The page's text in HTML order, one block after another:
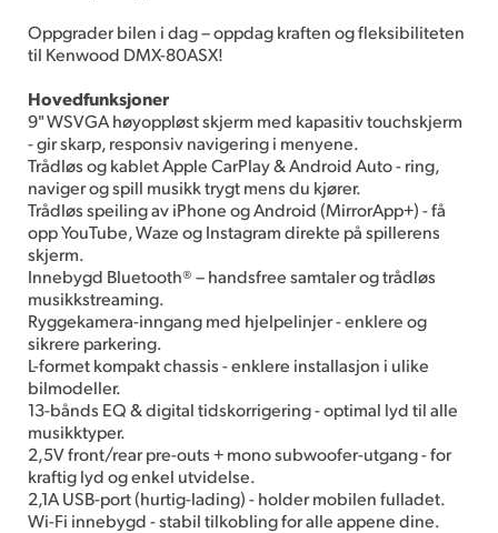
Oppgrader bilen i dag – oppdag kraften og fleksibiliteten
til Kenwood DMX-80ASX!
Hoved­funksjoner
9" WSVGA høyoppløst skjerm med kapasitiv touchskjerm
- gir skarp, responsiv navigering i menyene.
Trådløs og kablet Apple CarPlay & Android Auto - ring,
naviger og spill musikk trygt mens du kjører.
Trådløs speiling av iPhone og Android (MirrorApp+) - få
opp YouTube, Waze og Instagram direkte på spillerens
skjerm.
Innebygd Bluetooth® – handsfree samtaler og trådløs
musikkstreaming.
Ryggekamera-inngang med hjelpelinjer - enklere og
sikrere parkering.
L-formet kompakt chassis - enklere installasjon i ulike
bilmodeller.
13-bånds EQ & digital tidskorrigering - optimal lyd til alle
musikktyper.
2,5V front/rear pre-outs + mono subwoofer-utgang - for
kraftig lyd og enkel utvidelse.
2,1A USB-port (hurtig-lading) - holder mobilen fulladet.
Wi-Fi innebygd - stabil tilkobling for alle appene dine.